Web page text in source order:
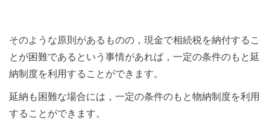
そのような原則があるものの，現金で相続税を納付するこ
とが困難であるという事情があれば，一定の条件のもと延
納制度を利用することができます。
延納も困難な場合には，一定の条件のもと物納制度を利用
することができます。